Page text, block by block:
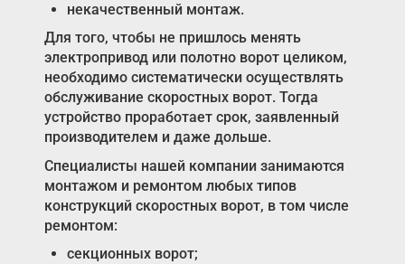
некачественный монтаж.
Для того, чтобы не пришлось менять
электропривод или полотно ворот целиком,
необходимо систематически осуществлять
обслуживание скоростных ворот. Тогда
устройство проработает срок, заявленный
производителем и даже дольше.
Специалисты нашей компании занимаются
монтажом и ремонтом любых типов
конструкций скоростных ворот, в том числе
ремонтом:
секционных ворот;